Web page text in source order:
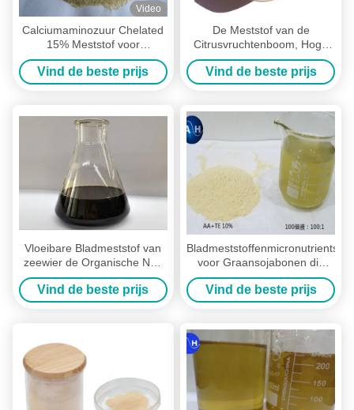
Video
Calciumaminozuur Chelated
15% Meststof voor
Banaanboom, Organische
Boommeststof
Vind de beste prijs
De Meststof van de
Citrusvruchtenboom, Hoge
Fosformeststof in de
Installatiegroei
Vind de beste prijs
Vloeibare Bladmeststof van
zeewier de Organische Npk
voor Landbouw
Vind de beste prijs
Bladmeststoffenmicronutrients
voor Graansojabonen die
bloemvruchten het Plaatsen
verbeteren
Vind de beste prijs